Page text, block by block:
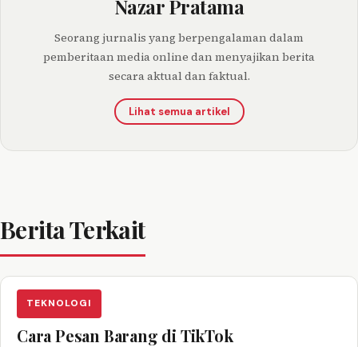
Nazar Pratama
Seorang jurnalis yang berpengalaman dalam
pemberitaan media online dan menyajikan berita
secara aktual dan faktual.
Lihat semua artikel
Berita Terkait
TEKNOLOGI
Cara Pesan Barang di TikTok